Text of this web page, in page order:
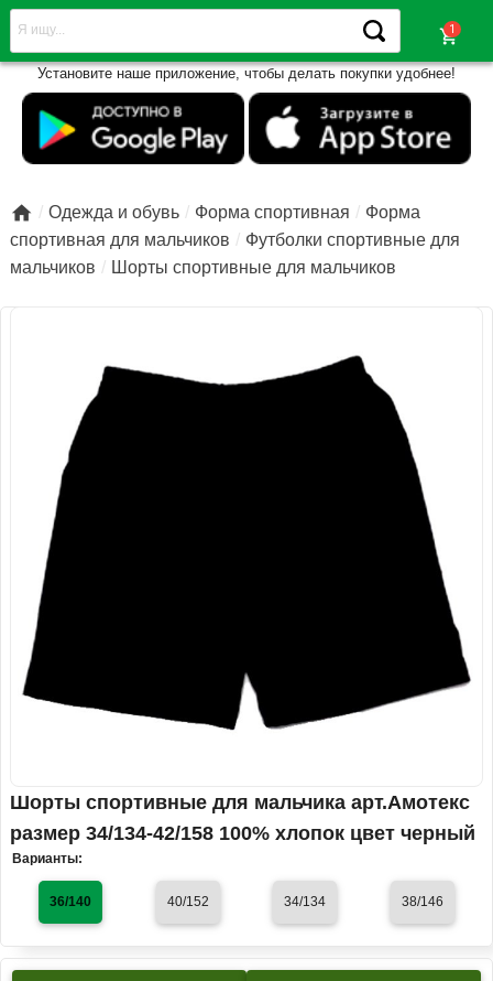
shopping_cart
Установите наше приложение, чтобы делать покупки удобнее!
 Одежда и обувь Форма спортивная
Форма
спортивная для мальчиков
Футболки спортивные для
мальчиков
Шорты спортивные для мальчиков
Шорты спортивные для мальчика арт.Амотекс
размер 34/134-42/158 100% хлопок цвет черный
Варианты:
36/140 40/152 34/134 38/146